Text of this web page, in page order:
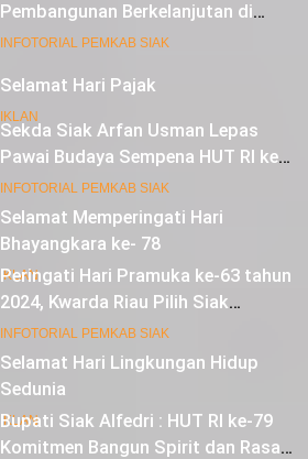
Selamat Hari Pajak
IKLAN
Selamat Memperingati Hari
Bhayangkara ke- 78
IKLAN
Selamat Hari Lingkungan Hidup
Sedunia
IKLAN
Pembangunan Berkelanjutan di
Lestari Awards 2024
INFOTORIAL PEMKAB SIAK
Sekda Siak Arfan Usman Lepas
Pawai Budaya Sempena HUT RI ke-
79
INFOTORIAL PEMKAB SIAK
Peringati Hari Pramuka ke-63 tahun
2024, Kwarda Riau Pilih Siak
Sebagai Tuan Rumah
INFOTORIAL PEMKAB SIAK
Bupati Siak Alfedri : HUT RI ke-79
Komitmen Bangun Spirit dan Rasa